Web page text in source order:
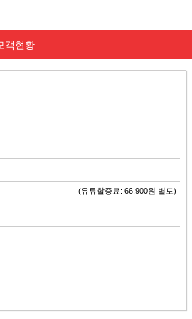
객현황
(유류할증료: 66,900원 별도)